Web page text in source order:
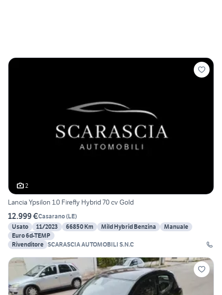
2
Lancia Ypsilon 1.0 Firefly Hybrid 70 cv Gold
12.999 €Casarano(LE)
Usato
11/2023 66850 Km Mild Hybrid Benzina
Manuale
Euro 6d-TEMP
Rivenditore SCARASCIA AUTOMOBILI S.N.C